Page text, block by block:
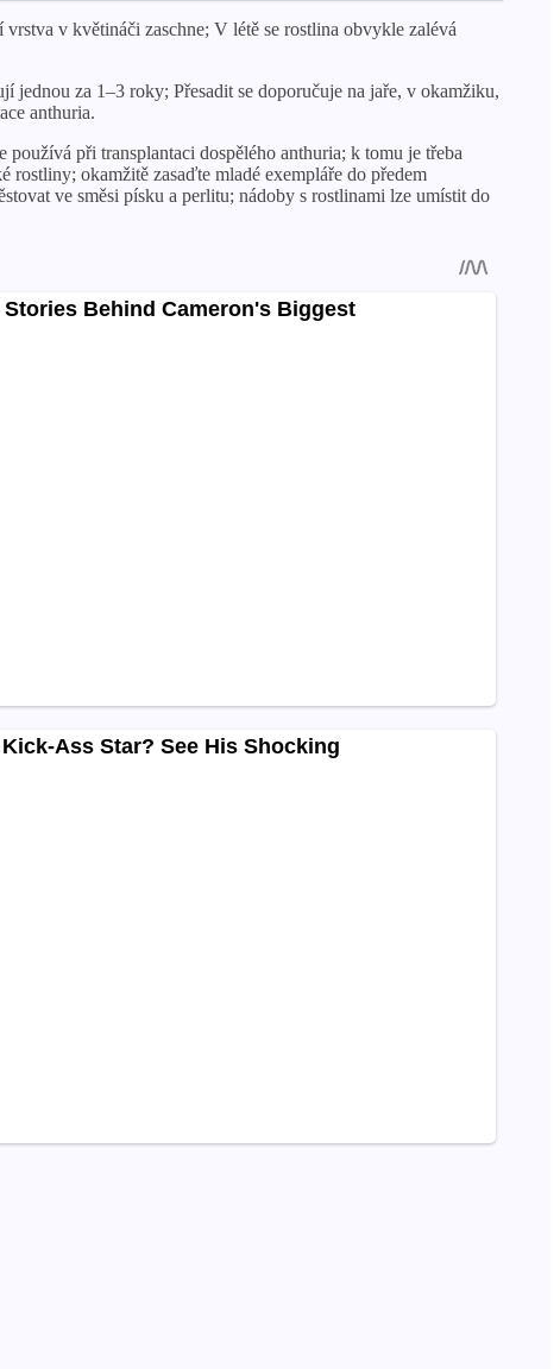
v květináči zaschne; V létě se rostlina obvykle zalévá
jednou za 1–3 roky; Přesadit se doporučuje na jaře, v okamžiku,
anthuria.
při transplantaci dospělého anthuria; k tomu je třeba
okamžitě zasaďte mladé exempláře do předem
ve směsi písku a perlitu; nádoby s rostlinami lze umístit do